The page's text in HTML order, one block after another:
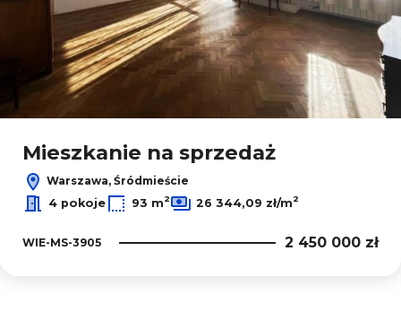
Mieszkanie na sprzedaż
Warszawa, Śródmieście
4 pokoje
93 m2 26 344,09 zł/m2
WIE-MS-3905 2 450 000 zł